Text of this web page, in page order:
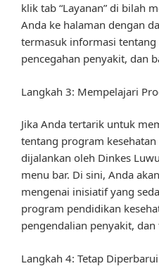
klik tab “Layanan” di bilah
Anda ke halaman dengan
termasuk informasi tentang
pencegahan penyakit, dan
Langkah 3: Mempelajari
Jika Anda tertarik untuk
tentang program
dijalankan oleh Dinkes
menu bar. Di sini, Anda
mengenai inisiatif yang
program pendidikan
pengendalian penyakit,
Langkah 4: Tetap Diperbarui